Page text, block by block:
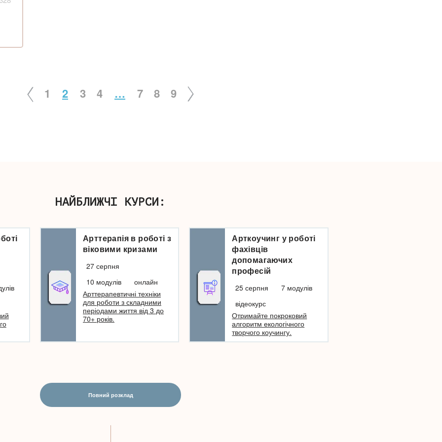
1 2 3 4 … 7 8 9
НАЙБЛИЖЧІ КУРСИ:
Арттерапія в роботі з
віковими кризами
27 серпня
10 модулів
онлайн
Арттерапевтичні техніки
для роботи з складними
періодами життя від 3 до
70+ років.
Арткоучинг у роботі
фахівців
допомагаючих
професій
25 серпня
7 модулів
відеокурс
Отримайте покроковий
алгоритм екологічного
творчого коучингу.
Повний розклад